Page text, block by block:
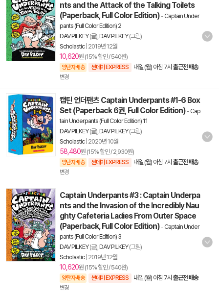
nts and the Attack of the Talking Toilets
(Paperback, Full Color Edition) -Captain Under
pants (Full Color Edition) 2
DAV PILKEY(글), DAV PILKEY(그림)
Scholastic| 2019년 12월
10,620원 (15% 할인 / 540원)
양탄자배송 썬데이 EXPRESS 내일 (월) 아침 7시 출근전 배송
변경
캡틴 언더팬츠 Captain Underpants #1-6 Box
Set (Paperback 6권, Full Color Edition) -Cap
tain Underpants (Full Color Edition) 11
DAV PILKEY(글), DAV PILKEY(그림)
Scholastic| 2020년 10월
58,480원 (15% 할인 / 2,930원)
양탄자배송 썬데이 EXPRESS 내일 (월) 아침 7시 출근전 배송
변경
Captain Underpants #3 : Captain Underpa
nts and the Invasion of the Incredibly Nau
ghty Cafeteria Ladies From Outer Space
(Paperback, Full Color Edition) -Captain Under
pants (Full Color Edition) 3
DAV PILKEY(글), DAV PILKEY(그림)
Scholastic| 2019년 12월
10,620원 (15% 할인 / 540원)
양탄자배송 썬데이 EXPRESS 내일 (월) 아침 7시 출근전 배송
변경